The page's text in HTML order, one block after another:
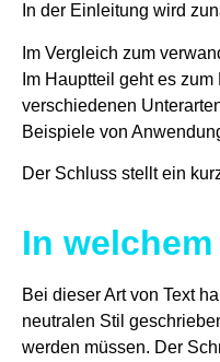
In der Einleitung wird
Im Vergleich zum
Im Hauptteil geht es
verschiedenen
Beispiele von
Der Schluss stellt ein
In
Bei dieser Art von Text
neutralen Stil
werden müssen. Der